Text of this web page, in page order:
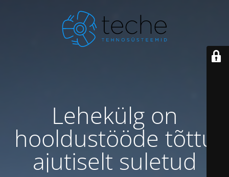
Lehekülg on
hooldustööde tõttu
ajutiselt suletud